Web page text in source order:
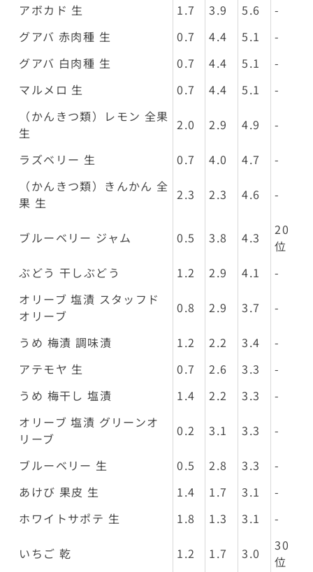
アボカド 生
1.7 3.9 5.6
-
グアバ 赤肉種 生
0.7 4.4 5.1
-
グアバ 白肉種 生
0.7 4.4 5.1
-
マルメロ 生
0.7 4.4 5.1
-
（かんきつ類）レモン 全果
生
2.0 2.9 4.9 -
ラズベリー 生 0.7 4.0 4.7
-
（かんきつ類）きんかん 全
果 生
2.3 2.3 4.6 -
ブルーベリー ジャム 0.5 3.8 4.3
20
位
ぶどう 干しぶどう
1.2 2.9 4.1
-
オリーブ 塩漬 スタッフド
オリーブ
0.8 2.9 3.7 -
うめ 梅漬 調味漬 1.2 2.2 3.4
-
アテモヤ 生
0.7 2.6 3.3
-
うめ 梅干し 塩漬
1.4 2.2 3.3
-
オリーブ 塩漬 グリーンオ
リーブ
0.2 3.1 3.3 -
ブルーベリー 生 0.5 2.8 3.3
-
あけび 果皮 生
1.4 1.7 3.1
-
ホワイトサポテ 生
1.8 1.3 3.1 -
いちご 乾 1.2 1.7 3.0
30
位